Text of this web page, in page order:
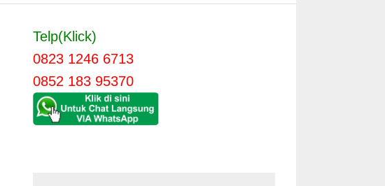
Telp(Klick)
0823 1246 6713
0852 183 95370